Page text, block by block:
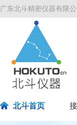
广东北斗精密仪器有限
北斗首页